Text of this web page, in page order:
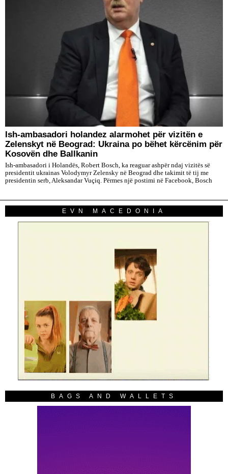
Ish-ambasadori holandez alarmohet për vizitën e
Zelenskyt në Beograd: Ukraina po bëhet kërcënim për
Kosovën dhe Ballkanin
Ish-ambasadori i Holandës, Robert Bosch, ka reaguar ashpër ndaj vizitës së
presidentit ukrainas Volodymyr Zelensky në Beograd dhe takimit të tij me
presidentin serb, Aleksandar Vuçiq. Përmes një postimi në Facebook, Bosch
EVN MACEDONIA
BAGS AND WALLETS